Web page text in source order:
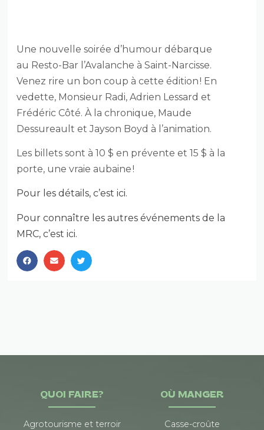
Une nouvelle soirée d’humour débarque
au Resto-Bar l’Avalanche à Saint-Narcisse.
Venez rire un bon coup à cette édition ! En
vedette, Monsieur Radi, Adrien Lessard et
Frédéric Côté. À la chronique, Maude
Dessureault et Jayson Boyd à l’animation.
Les billets sont à 10 $ en prévente et 15 $ à la
porte, une vraie aubaine !
Pour les détails, c’est ici.
Pour connaître les autres événements de la
MRC, c’est ici.
QUOI FAIRE?
Agrotourisme et terroir
OÙ MANGER
Casse-croûte